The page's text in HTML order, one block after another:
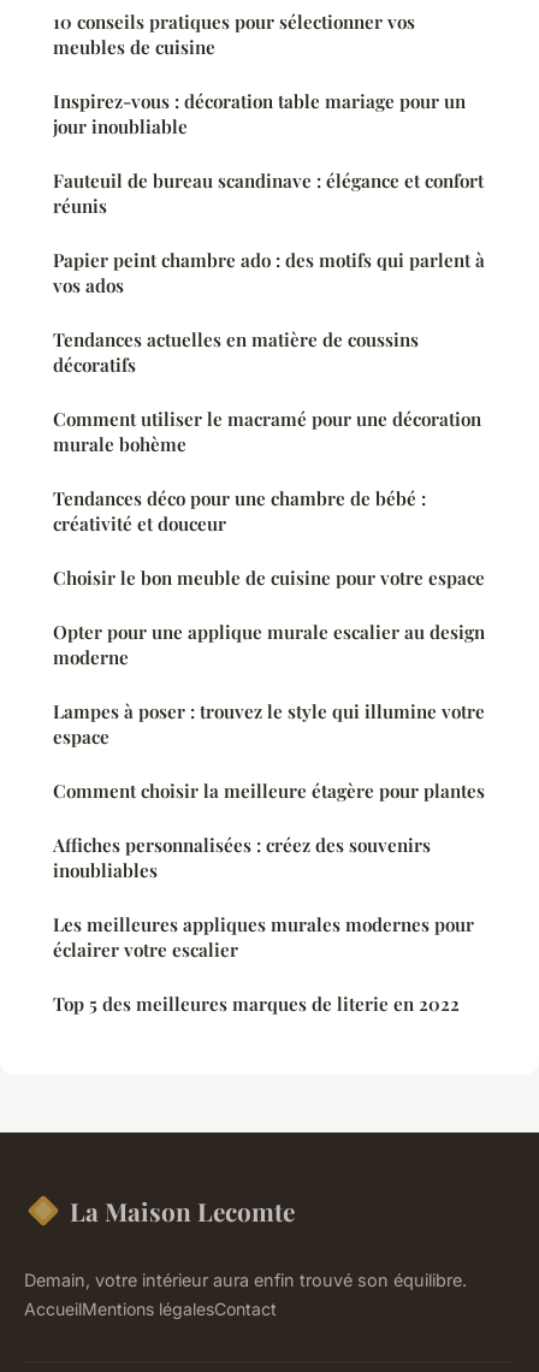
10 conseils pratiques pour sélectionner vos
meubles de cuisine
Inspirez-vous : décoration table mariage pour un
jour inoubliable
Fauteuil de bureau scandinave : élégance et confort
réunis
Papier peint chambre ado : des motifs qui parlent à
vos ados
Tendances actuelles en matière de coussins
décoratifs
Comment utiliser le macramé pour une décoration
murale bohème
Tendances déco pour une chambre de bébé :
créativité et douceur
Choisir le bon meuble de cuisine pour votre espace
Opter pour une applique murale escalier au design
moderne
Lampes à poser : trouvez le style qui illumine votre
espace
Comment choisir la meilleure étagère pour plantes
Affiches personnalisées : créez des souvenirs
inoubliables
Les meilleures appliques murales modernes pour
éclairer votre escalier
Top 5 des meilleures marques de literie en 2022
La Maison Lecomte
Demain, votre intérieur aura enfin trouvé son équilibre.
AccueilMentions légalesContact